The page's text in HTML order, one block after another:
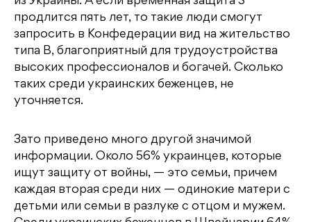
продлится пять лет, то такие люди смогут
запросить в Конфедерации вид на жительство
типа B, благоприятный для трудоустройства
высоких профессионалов и богачей. Сколько
таких среди украинских беженцев, не
уточняется.
Зато приведено много другой значимой
информации. Около 56% украинцев, которые
ищут защиту от войны, — это семьи, причем
каждая вторая среди них — одинокие матери с
детьми или семьи в разлуке с отцом и мужем.